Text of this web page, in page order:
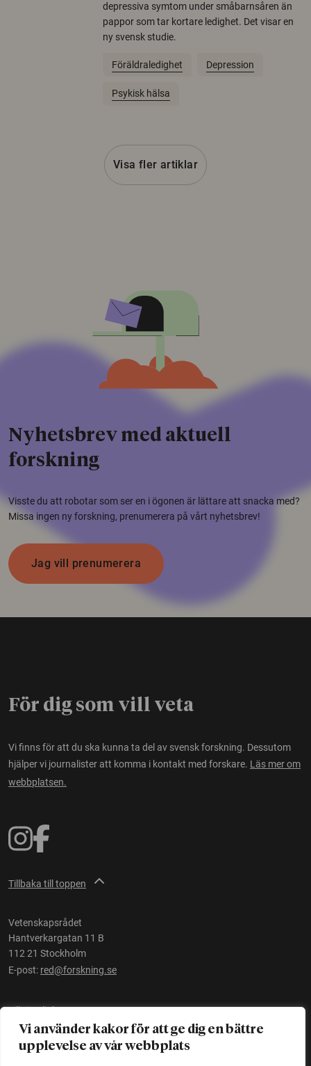
Vi använder kakor för att ge dig en bättre
upplevelse av vår webbplats
depressiva symtom under småbarnsåren än
pappor som tar kortare ledighet. Det visar en
ny svensk studie.
Föräldraledighet Depression
Psykisk hälsa
Visa fler artiklar
Nyhetsbrev med aktuell
forskning
Visste du att robotar som ser en i ögonen är lättare att snacka med?
Missa ingen ny forskning, prenumerera på vårt nyhetsbrev!
Jag vill prenumerera
För dig som vill veta
Vi finns för att du ska kunna ta del av svensk forskning. Dessutom
hjälper vi journalister att komma i kontakt med forskare. Läs mer om
webbplatsen.
Tillbaka till toppen
Vetenskapsrådet
Hantverkargatan 11 B
112 21 Stockholm
E-post: red@forskning.se
Tillgänglighet
Ett initiativ avVetenskapsrådet